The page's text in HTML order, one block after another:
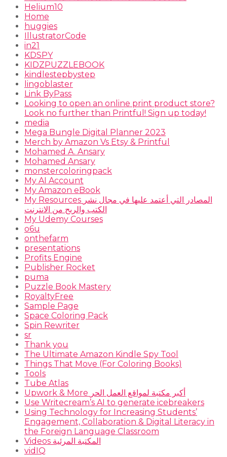
Helium10
Home
huggies
IllustratorCode
in21
KDSPY
KIDZPUZZLEBOOK
kindlestepbystep
lingoblaster
Link ByPass
Looking to open an online print product store?
Look no further than Printful! Sign up today!
media
Mega Bungle Digital Planner 2023
Merch by Amazon Vs Etsy & Printful
Mohamed A. Ansary
Mohamed Ansary
monstercoloringpack
My AI Account
My Amazon eBook
My Resources المصادر التي أعتمد عليها في مجال نشر
الكتب والربح من الانترنت
My Udemy Courses
o6u
onthefarm
presentations
Profits Engine
Publisher Rocket
puma
Puzzle Book Mastery
RoyaltyFree
Sample Page
Space Coloring Pack
Spin Rewriter
sr
Thank you
The Ultimate Amazon Kindle Spy Tool
Things That Move (For Coloring Books)
Tools
Tube Atlas
Upwork & More أكبر مكتبة لمواقع العمل الحر
Use Writecream’s AI to generate icebreakers
Using Technology for Increasing Students’
Engagement, Collaboration & Digital Literacy in
the Foreign Language Classroom
Videos المكتبة المرئية
vidIQ